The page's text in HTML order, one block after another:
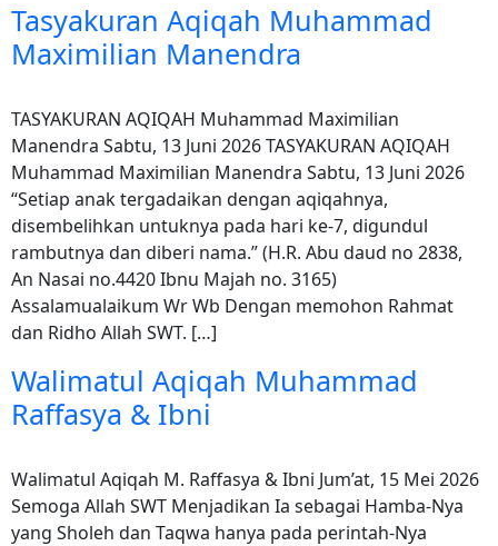
Tasyakuran Aqiqah Muhammad
Maximilian Manendra
TASYAKURAN AQIQAH Muhammad Maximilian
Manendra Sabtu, 13 Juni 2026 TASYAKURAN AQIQAH
Muhammad Maximilian Manendra Sabtu, 13 Juni 2026
“Setiap anak tergadaikan dengan aqiqahnya,
disembelihkan untuknya pada hari ke-7, digundul
rambutnya dan diberi nama.” (H.R. Abu daud no 2838,
An Nasai no.4420 Ibnu Majah no. 3165)
Assalamualaikum Wr Wb Dengan memohon Rahmat
dan Ridho Allah SWT. […]
Walimatul Aqiqah Muhammad
Raffasya & Ibni
Walimatul Aqiqah M. Raffasya & Ibni Jum’at, 15 Mei 2026
Semoga Allah SWT Menjadikan Ia sebagai Hamba-Nya
yang Sholeh dan Taqwa hanya pada perintah-Nya